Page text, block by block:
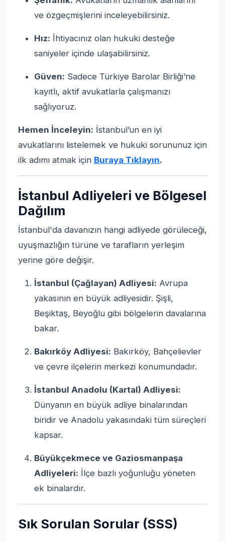
ve özgeçmişlerini inceleyebilirsiniz.
Hız: İhtiyacınız olan hukuki desteğe
saniyeler içinde ulaşabilirsiniz.
Güven: Sadece Türkiye Barolar Birliği’ne
kayıtlı, aktif avukatlarla çalışmanızı
sağlıyoruz.
Hemen İnceleyin: İstanbul’un en iyi
avukatlarını listelemek ve hukuki sorununuz için
ilk adımı atmak için Buraya Tıklayın.
İstanbul Adliyeleri ve Bölgesel
Dağılım
İstanbul'da davanızın hangi adliyede görüleceği,
uyuşmazlığın türüne ve tarafların yerleşim
yerine göre değişir.
İstanbul (Çağlayan) Adliyesi: Avrupa
yakasının en büyük adliyesidir. Şişli,
Beşiktaş, Beyoğlu gibi bölgelerin davalarına
bakar.
Bakırköy Adliyesi: Bakırköy, Bahçelievler
ve çevre ilçelerin merkezi konumundadır.
İstanbul Anadolu (Kartal) Adliyesi:
Dünyanın en büyük adliye binalarından
biridir ve Anadolu yakasındaki tüm süreçleri
kapsar.
Büyükçekmece ve Gaziosmanpaşa
Adliyeleri: İlçe bazlı yoğunluğu yöneten
ek binalardır.
Sık Sorulan Sorular (SSS)